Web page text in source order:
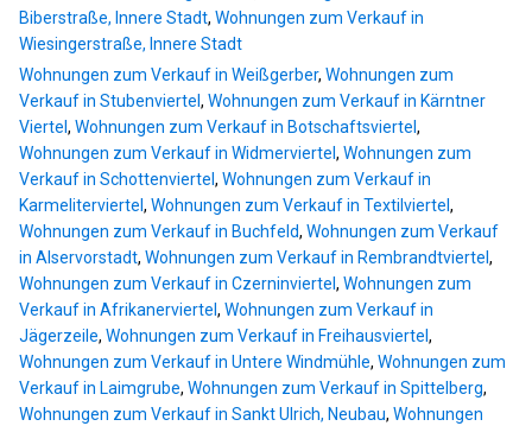
Biberstraße, Innere Stadt, Wohnungen zum Verkauf in
Wiesingerstraße, Innere Stadt
Wohnungen zum Verkauf in Weißgerber, Wohnungen zum
Verkauf in Stubenviertel , Wohnungen zum Verkauf in Kärntner
Viertel , Wohnungen zum Verkauf in Botschaftsviertel ,
Wohnungen zum Verkauf in Widmerviertel , Wohnungen zum
Verkauf in Schottenviertel , Wohnungen zum Verkauf in
Karmeliterviertel , Wohnungen zum Verkauf in Textilviertel ,
Wohnungen zum Verkauf in Buchfeld, Wohnungen zum Verkauf
in Alservorstadt, Wohnungen zum Verkauf in Rembrandtviertel ,
Wohnungen zum Verkauf in Czerninviertel , Wohnungen zum
Verkauf in Afrikanerviertel , Wohnungen zum Verkauf in
Jägerzeile, Wohnungen zum Verkauf in Freihausviertel ,
Wohnungen zum Verkauf in Untere Windmühle, Wohnungen zum
Verkauf in Laimgrube, Wohnungen zum Verkauf in Spittelberg,
Wohnungen zum Verkauf in Sankt Ulrich, Neubau, Wohnungen